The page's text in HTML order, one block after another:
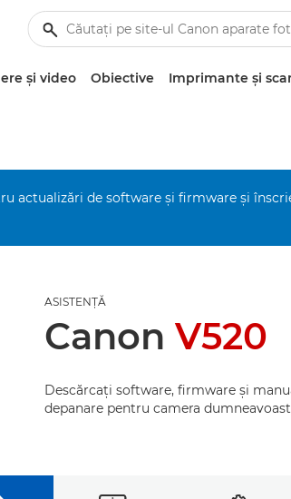
şi video Obiective Imprimante şi
actualizări de software şi firmware şi
ASISTENŢĂ
Canon V520
Descărcaţi software, firmware şi
depanare pentru camera